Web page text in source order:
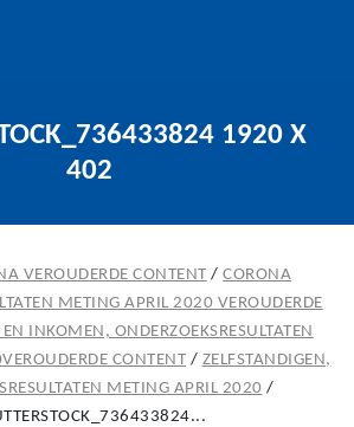
1920 X
402
VEROUDERDE CONTENT /CORONA
METING APRIL 2020 VEROUDERDE
INKOMEN, ONDERZOEKSRESULTATEN
CONTENT / ZELFSTANDIGEN,
METING APRIL 2020 /